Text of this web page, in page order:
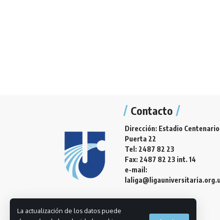
La actualización de los datos puede
Contacto
Dirección: Estadio Centenario
Puerta 22
Tel: 2487 82 23
Fax: 2487 82 23 int. 14
e-mail: